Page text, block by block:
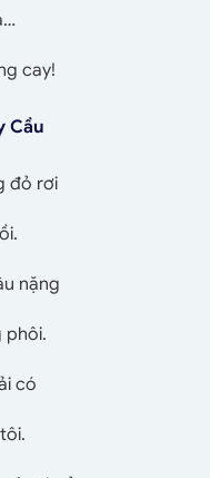
cay!
Cầu
đỏ rơi
nặng
phôi.
có